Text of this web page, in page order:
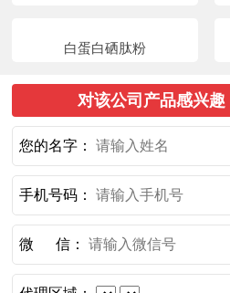
白蛋白硒肽粉
对该公司产品感兴趣
您的名字：
手机号码：
微 信：